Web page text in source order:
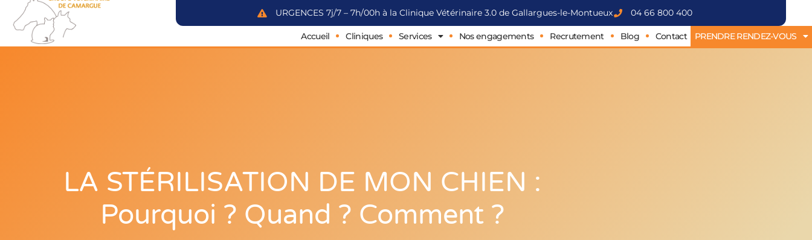
URGENCES 7j/7 – 7h/00h à la Clinique Vétérinaire 3.0 de Gallargues-le-Montueux 04 66 800 400
Accueil Cliniques Services Nos engagements Recrutement Blog Contact PRENDRE RENDEZ-VOUS
LA STÉRILISATION DE MON CHIEN :
Pourquoi ? Quand ? Comment ?